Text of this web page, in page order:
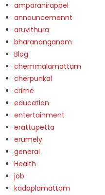
amparanirappel
announcemennt
aruvithura
bharananganam
Blog
chemmalamattam
cherpunkal
crime
education
entertainment
erattupetta
erumely
general
Health
job
kadaplamattam